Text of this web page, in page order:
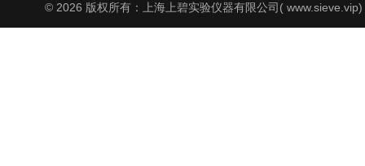
© 2026 版权所有：上海上碧实验仪器有限公司(